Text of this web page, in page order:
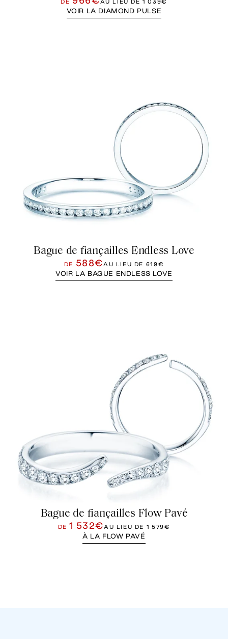
DE AU LIEU DE1 039€
VOIR LA DIAMOND PULSE
Bague de fiançailles Endless Love
DE 588€AU LIEU DE 619€
VOIR LA BAGUE ENDLESS LOVE
Bague de fiançailles Flow Pavé
DE1 532€AU LIEU DE 1 579€
À LA FLOW PAVÉ